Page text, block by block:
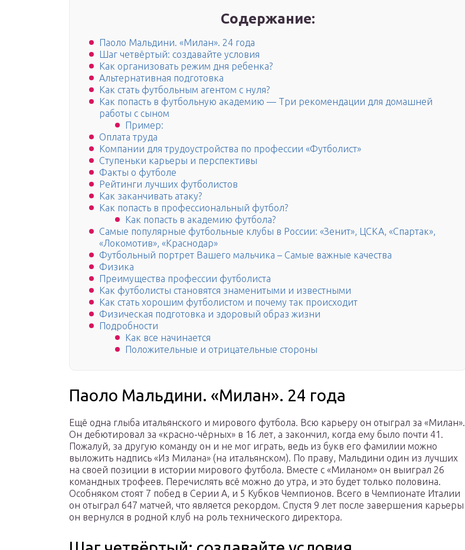
Содержание:
Паоло Мальдини. «Милан». 24 года
Шаг четвёртый: создавайте условия
Как организовать режим дня ребенка?
Альтернативная подготовка
Как стать футбольным агентом с нуля?
Как попасть в футбольную академию — Три рекомендации для домашней
работы с сыном
Пример:
Оплата труда
Компании для трудоустройства по профессии «Футболист»
Ступеньки карьеры и перспективы
Факты о футболе
Рейтинги лучших футболистов
Как заканчивать атаку?
Как попасть в профессиональный футбол?
Как попасть в академию футбола?
Самые популярные футбольные клубы в России: «Зенит», ЦСКА, «Спартак»,
«Локомотив», «Краснодар»
Футбольный портрет Вашего мальчика – Самые важные качества
Физика
Преимущества профессии футболиста
Как футболисты становятся знаменитыми и известными
Как стать хорошим футболистом и почему так происходит
Физическая подготовка и здоровый образ жизни
Подробности
Как все начинается
Положительные и отрицательные стороны
Паоло Мальдини. «Милан». 24 года
Ещё одна глыба итальянского и мирового футбола. Всю карьеру он отыграл за «Милан».
Он дебютировал за «красно-чёрных» в 16 лет, а закончил, когда ему было почти 41.
Пожалуй, за другую команду он и не мог играть, ведь из букв его фамилии можно
выложить надпись «Из Милана» (на итальянском). По праву, Мальдини один из лучших
на своей позиции в истории мирового футбола. Вместе с «Миланом» он выиграл 26
командных трофеев. Перечислять всё можно до утра, и это будет только половина.
Особняком стоят 7 побед в Серии А, и 5 Кубков Чемпионов. Всего в Чемпионате Италии
он отыграл 647 матчей, что является рекордом. Спустя 9 лет после завершения карьеры
он вернулся в родной клуб на роль технического директора.